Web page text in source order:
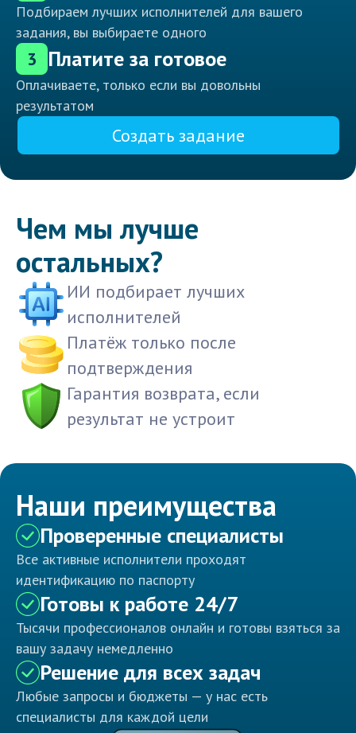
Подбираем лучших исполнителей для вашего
задания, вы выбираете одного
3 Платите за готовое
Оплачиваете, только если вы довольны
результатом
Создать задание
Чем мы лучше
остальных?
ИИ подбирает лучших
исполнителей
Платёж только после
подтверждения
Гарантия возврата, если
результат не устроит
Наши преимущества
Проверенные специалисты
Все активные исполнители проходят
идентификацию по паспорту
Готовы к работе 24/7
Тысячи профессионалов онлайн и готовы взяться за
вашу задачу немедленно
Решение для всех задач
Любые запросы и бюджеты — у нас есть
специалисты для каждой цели